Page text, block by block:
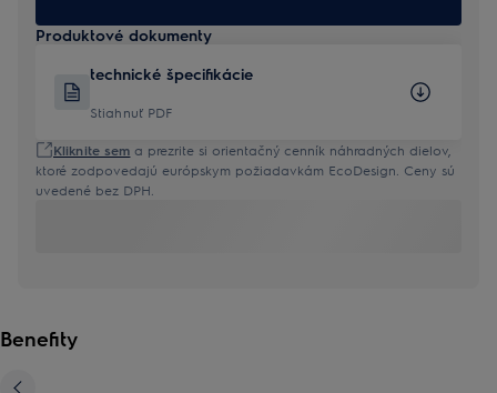
Produktové dokumenty
technické špecifikácie
Stiahnuť PDF
Kliknite sem a prezrite si orientačný cenník náhradných dielov,
ktoré zodpovedajú európskym požiadavkám EcoDesign. Ceny sú
uvedené bez DPH.
Benefity